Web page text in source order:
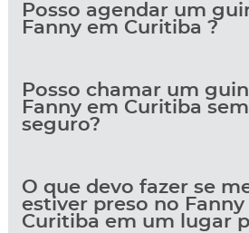
Posso agendar um
Fanny em Curitiba ?
Posso chamar um
Fanny em Curitiba
seguro?
O que devo fazer se
estiver preso no Fanny
Curitiba em um lugar